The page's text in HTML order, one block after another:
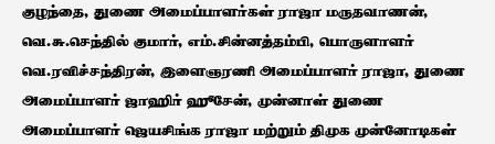
குழந்தை, துணை அமைப்பாளர்கள் ராஜா மருதவாணன்,
வெ.சு.செந்தில் குமார், எம்.சின்னத்தம்பி, பொருளாளர்
வெ.ரவிச்சந்திரன், இளைஞரணி அமைப்பாளர் ராஜா, துணை
அமைப்பாளர் ஜாஹிர் ஹூசேன், முன்னாள் துணை
அமைப்பாளர் ஜெயசிங்க ராஜா மற்றும் திமுக முன்னோடிகள்